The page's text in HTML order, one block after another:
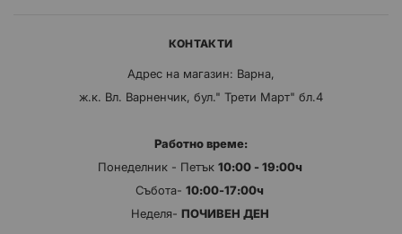
КОНТАКТИ
Адрес на магазин: Варна,
ж.к. Вл. Варненчик, бул." Трети Март" бл.4
Работно време:
Понеделник - Петък 10:00 - 19:00ч
Събота- 10:00-17:00ч
Неделя- ПОЧИВЕН ДЕН